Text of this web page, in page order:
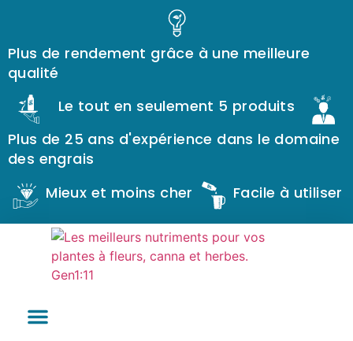
Plus de rendement grâce à une meilleure
qualité
Le tout en seulement 5 produits
Plus de 25 ans d'expérience dans le domaine
des engrais
Mieux et moins cher
Facile à utiliser